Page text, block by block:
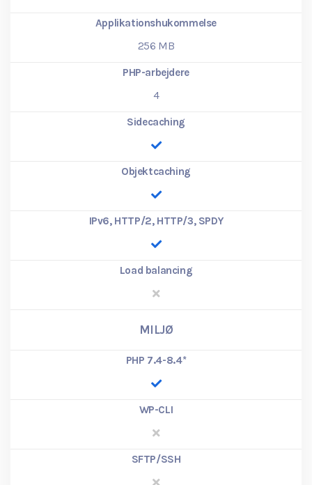
Applikationshukommelse
256 MB
PHP-arbejdere
4
Sidecaching
Objektcaching
IPv6, HTTP/2, HTTP/3, SPDY
Load balancing
MILJØ
PHP 7.4-8.4*
WP-CLI
SFTP/SSH